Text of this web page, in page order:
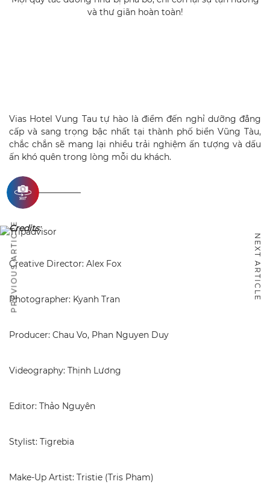
và thư giãn hoàn toàn!
Vias Hotel Vung Tau tự hào là điểm đến nghỉ dưỡng đẳng
cấp và sang trọng bậc nhất tại thành phố biển Vũng Tàu,
chắc chắn sẽ mang lại nhiều trải nghiệm ấn tượng và dấu
ấn khó quên trong lòng mỗi du khách.
————————–
Credits:
Creative Director: Alex Fox
Photographer: Kyanh Tran
Producer: Chau Vo, Phan Nguyen Duy
Videography: Thịnh Lương
Editor: Thảo Nguyên
Stylist: Tigrebia
Make-Up Artist: Tristie (Tris Pham)
PREVIOUS ARTICLE NEXT ARTICLE